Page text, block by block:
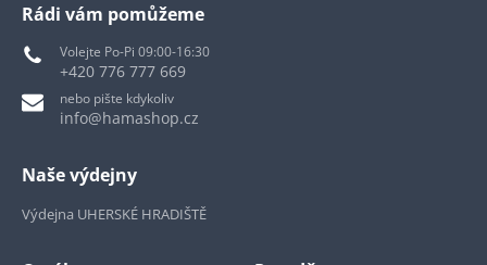
Rádi vám pomůžeme
Volejte Po-Pi 09:00-16:30
+420 776 777 669
nebo pište kdykoliv
info@hamashop.cz
Naše výdejny
Výdejna UHERSKÉ HRADIŠTĚ